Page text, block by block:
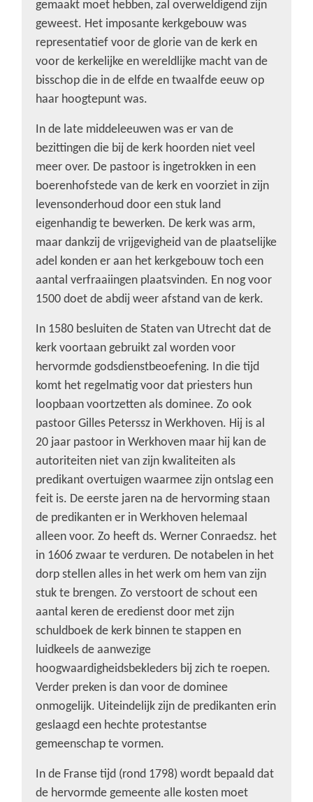
gemaakt moet hebben, zal overweldigend zijn
geweest. Het imposante kerkgebouw was
representatief voor de glorie van de kerk en
voor de kerkelijke en wereldlijke macht van de
bisschop die in de elfde en twaalfde eeuw op
haar hoogtepunt was.
In de late middeleeuwen was er van de
bezittingen die bij de kerk hoorden niet veel
meer over. De pastoor is ingetrokken in een
boerenhofstede van de kerk en voorziet in zijn
levensonderhoud door een stuk land
eigenhandig te bewerken. De kerk was arm,
maar dankzij de vrijgevigheid van de plaatselijke
adel konden er aan het kerkgebouw toch een
aantal verfraaiingen plaatsvinden. En nog voor
1500 doet de abdij weer afstand van de kerk.
In 1580 besluiten de Staten van Utrecht dat de
kerk voortaan gebruikt zal worden voor
hervormde godsdienstbeoefening. In die tijd
komt het regelmatig voor dat priesters hun
loopbaan voortzetten als dominee. Zo ook
pastoor Gilles Peterssz in Werkhoven. Hij is al
20 jaar pastoor in Werkhoven maar hij kan de
autoriteiten niet van zijn kwaliteiten als
predikant overtuigen waarmee zijn ontslag een
feit is. De eerste jaren na de hervorming staan
de predikanten er in Werkhoven helemaal
alleen voor. Zo heeft ds. Werner Conraedsz. het
in 1606 zwaar te verduren. De notabelen in het
dorp stellen alles in het werk om hem van zijn
stuk te brengen. Zo verstoort de schout een
aantal keren de eredienst door met zijn
schuldboek de kerk binnen te stappen en
luidkeels de aanwezige
hoogwaardigheidsbekleders bij zich te roepen.
Verder preken is dan voor de dominee
onmogelijk. Uiteindelijk zijn de predikanten erin
geslaagd een hechte protestantse
gemeenschap te vormen.
In de Franse tijd (rond 1798) wordt bepaald dat
de hervormde gemeente alle kosten moet